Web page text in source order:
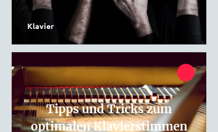
Klavier
Tipps und Tricks zum
optimalen Klavierstimmen